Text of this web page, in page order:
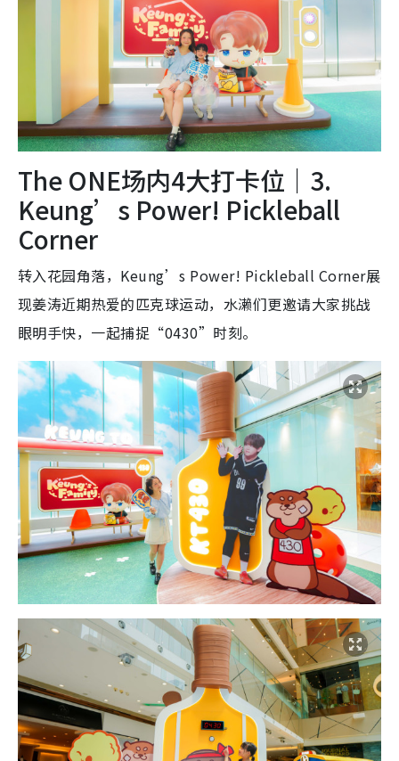
The ONE场内4大打卡位｜3.
Keung’s Power! Pickleball
Corner
转入花园角落，Keung’s Power! Pickleball Corner展
现姜涛近期热爱的匹克球运动，水濑们更邀请大家挑战
眼明手快，一起捕捉“0430”时刻。